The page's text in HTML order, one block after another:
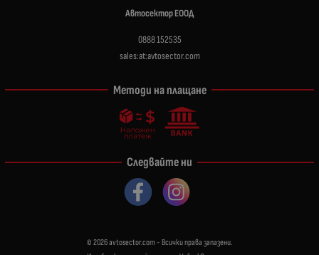
Автосектор ЕООД
0888 152535
sales:at:avtosector.com
Методи на плащане
Следвайте ни
© 2026avtosector.com - Всички права запазени.